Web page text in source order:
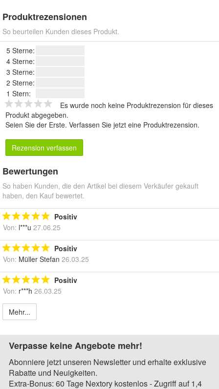
Produktrezensionen
So beurteilen Kunden dieses Produkt.
5 Sterne:
4 Sterne:
3 Sterne:
2 Sterne:
1 Stern:
Es wurde noch keine Produktrezension für dieses
Produkt abgegeben.
Seien Sie der Erste. Verfassen Sie jetzt eine Produktrezension.
Rezension verfassen
Bewertungen
So haben Kunden, die den Artikel bei diesem Verkäufer gekauft
haben, den Kauf bewertet.
Positiv
Von: l***u 27.06.25
Positiv
Von: Müller Stefan 26.03.25
Positiv
Von: r***h 26.03.25
Mehr...
Verpasse keine Angebote mehr!
Abonniere jetzt unseren Newsletter und erhalte exklusive
Rabatte und Neuigkeiten.
Extra-Bonus: 60 Tage Nextory kostenlos - Zugriff auf 1,4